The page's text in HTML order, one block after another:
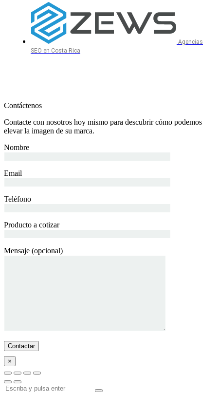
Agencias
SEO en Costa Rica
Contáctenos
Contacte con nosotros hoy mismo para descubrir cómo podemos
elevar la imagen de su marca.
Nombre
Email
Teléfono
Producto a cotizar
Mensaje (opcional)
×